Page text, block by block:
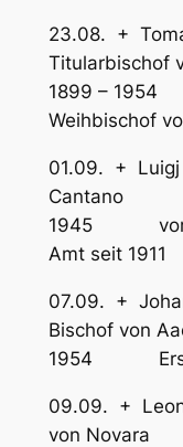
23.08. +
1899 –
Weihbischof
01.09. + Luigj
1945 vorher
Amt seit 1911
07.09. +
Bischof
1954
09.09. +
von